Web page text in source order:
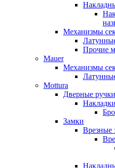
Механизмы
Прочие
Mauer
Механизмы
Mottura
Дверные ручки
Замки
Врезные